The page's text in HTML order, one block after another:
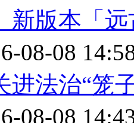
新版本「
08-08
进法治“笼
08-08